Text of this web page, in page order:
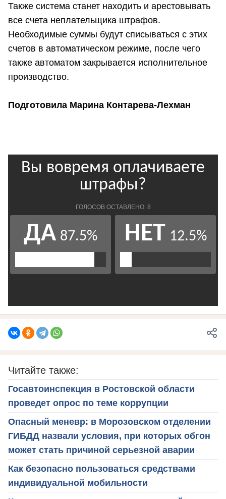
Также система станет находить и арестовывать
все счета неплательщика штрафов.
Необходимые суммы будут списываться с этих
счетов в автоматическом режиме, после чего
также автоматом закрывается исполнительное
производство.
Подготовила Марина Контарева-Лехман
Читайте также:
Госавтоинспекция в Ростовской области
проведет опрос по теме коррупции
Опасный меневр: в Морозовском отделении
ГИБДД назвали условия, при которых обгон
может стать причиной серьезной аварии
Как безопасно пользоваться средствами
индивидуальной мобильности